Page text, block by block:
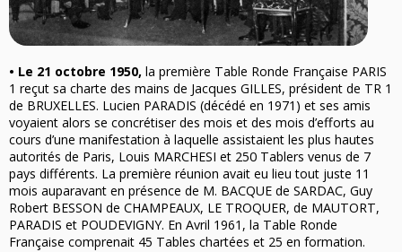
• Le 21 octobre 1950, la première Table Ronde Française PARIS
1 reçut sa charte des mains de Jacques GILLES, président de TR 1
de BRUXELLES. Lucien PARADIS (décédé en 1971) et ses amis
voyaient alors se concrétiser des mois et des mois d’efforts au
cours d’une manifestation à laquelle assistaient les plus hautes
autorités de Paris, Louis MARCHESI et 250 Tablers venus de 7
pays différents. La première réunion avait eu lieu tout juste 11
mois auparavant en présence de M. BACQUE de SARDAC, Guy
Robert BESSON de CHAMPEAUX, LE TROQUER, de MAUTORT,
PARADIS et POUDEVIGNY. En Avril 1961, la Table Ronde
Française comprenait 45 Tables chartées et 25 en formation.